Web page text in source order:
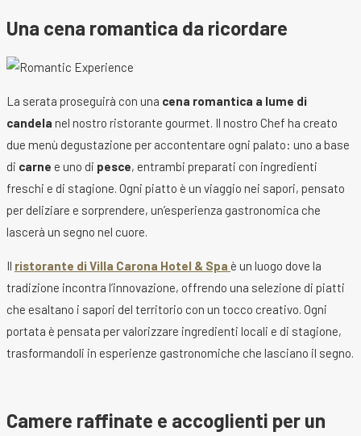
Una cena romantica da ricordare
La serata proseguirà con una cena romantica a lume di
candela nel nostro ristorante gourmet. Il nostro Chef ha creato
due menù degustazione per accontentare ogni palato: uno a base
di carne e uno di pesce, entrambi preparati con ingredienti
freschi e di stagione. Ogni piatto è un viaggio nei sapori, pensato
per deliziare e sorprendere, un’esperienza gastronomica che
lascerà un segno nel cuore.
Il ristorante di Villa Carona Hotel & Spa è un luogo dove la
tradizione incontra l’innovazione, offrendo una selezione di piatti
che esaltano i sapori del territorio con un tocco creativo. Ogni
portata è pensata per valorizzare ingredienti locali e di stagione,
trasformandoli in esperienze gastronomiche che lasciano il segno.
Camere raffinate e accoglienti per un